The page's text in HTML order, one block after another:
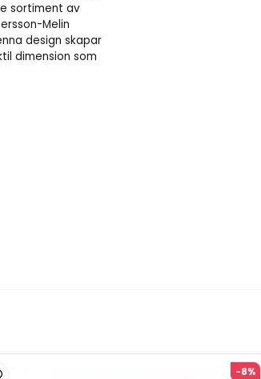
sortiment av
Melin
design skapar
dimension som
-8%